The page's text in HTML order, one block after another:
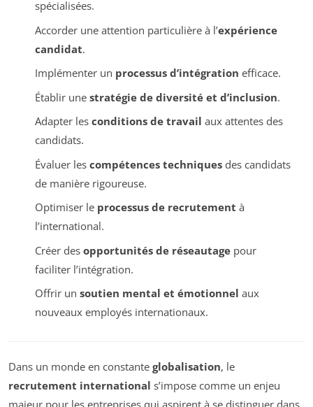
spécialisées.
Accorder une attention particulière à l’expérience
candidat.
Implémenter un processus d’intégration efficace.
Établir une stratégie de diversité et d’inclusion.
Adapter les conditions de travail aux attentes des
candidats.
Évaluer les compétences techniquesdes candidats
de manière rigoureuse.
Optimiser le processus de recrutement à
l’international.
Créer des opportunités de réseautagepour
faciliter l’intégration.
Offrir un soutien mental et émotionnel aux
nouveaux employés internationaux.
Dans un monde en constante globalisation, le
recrutement international s’impose comme un enjeu